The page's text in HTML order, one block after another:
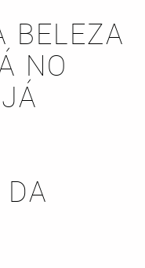
BELEZA
NO